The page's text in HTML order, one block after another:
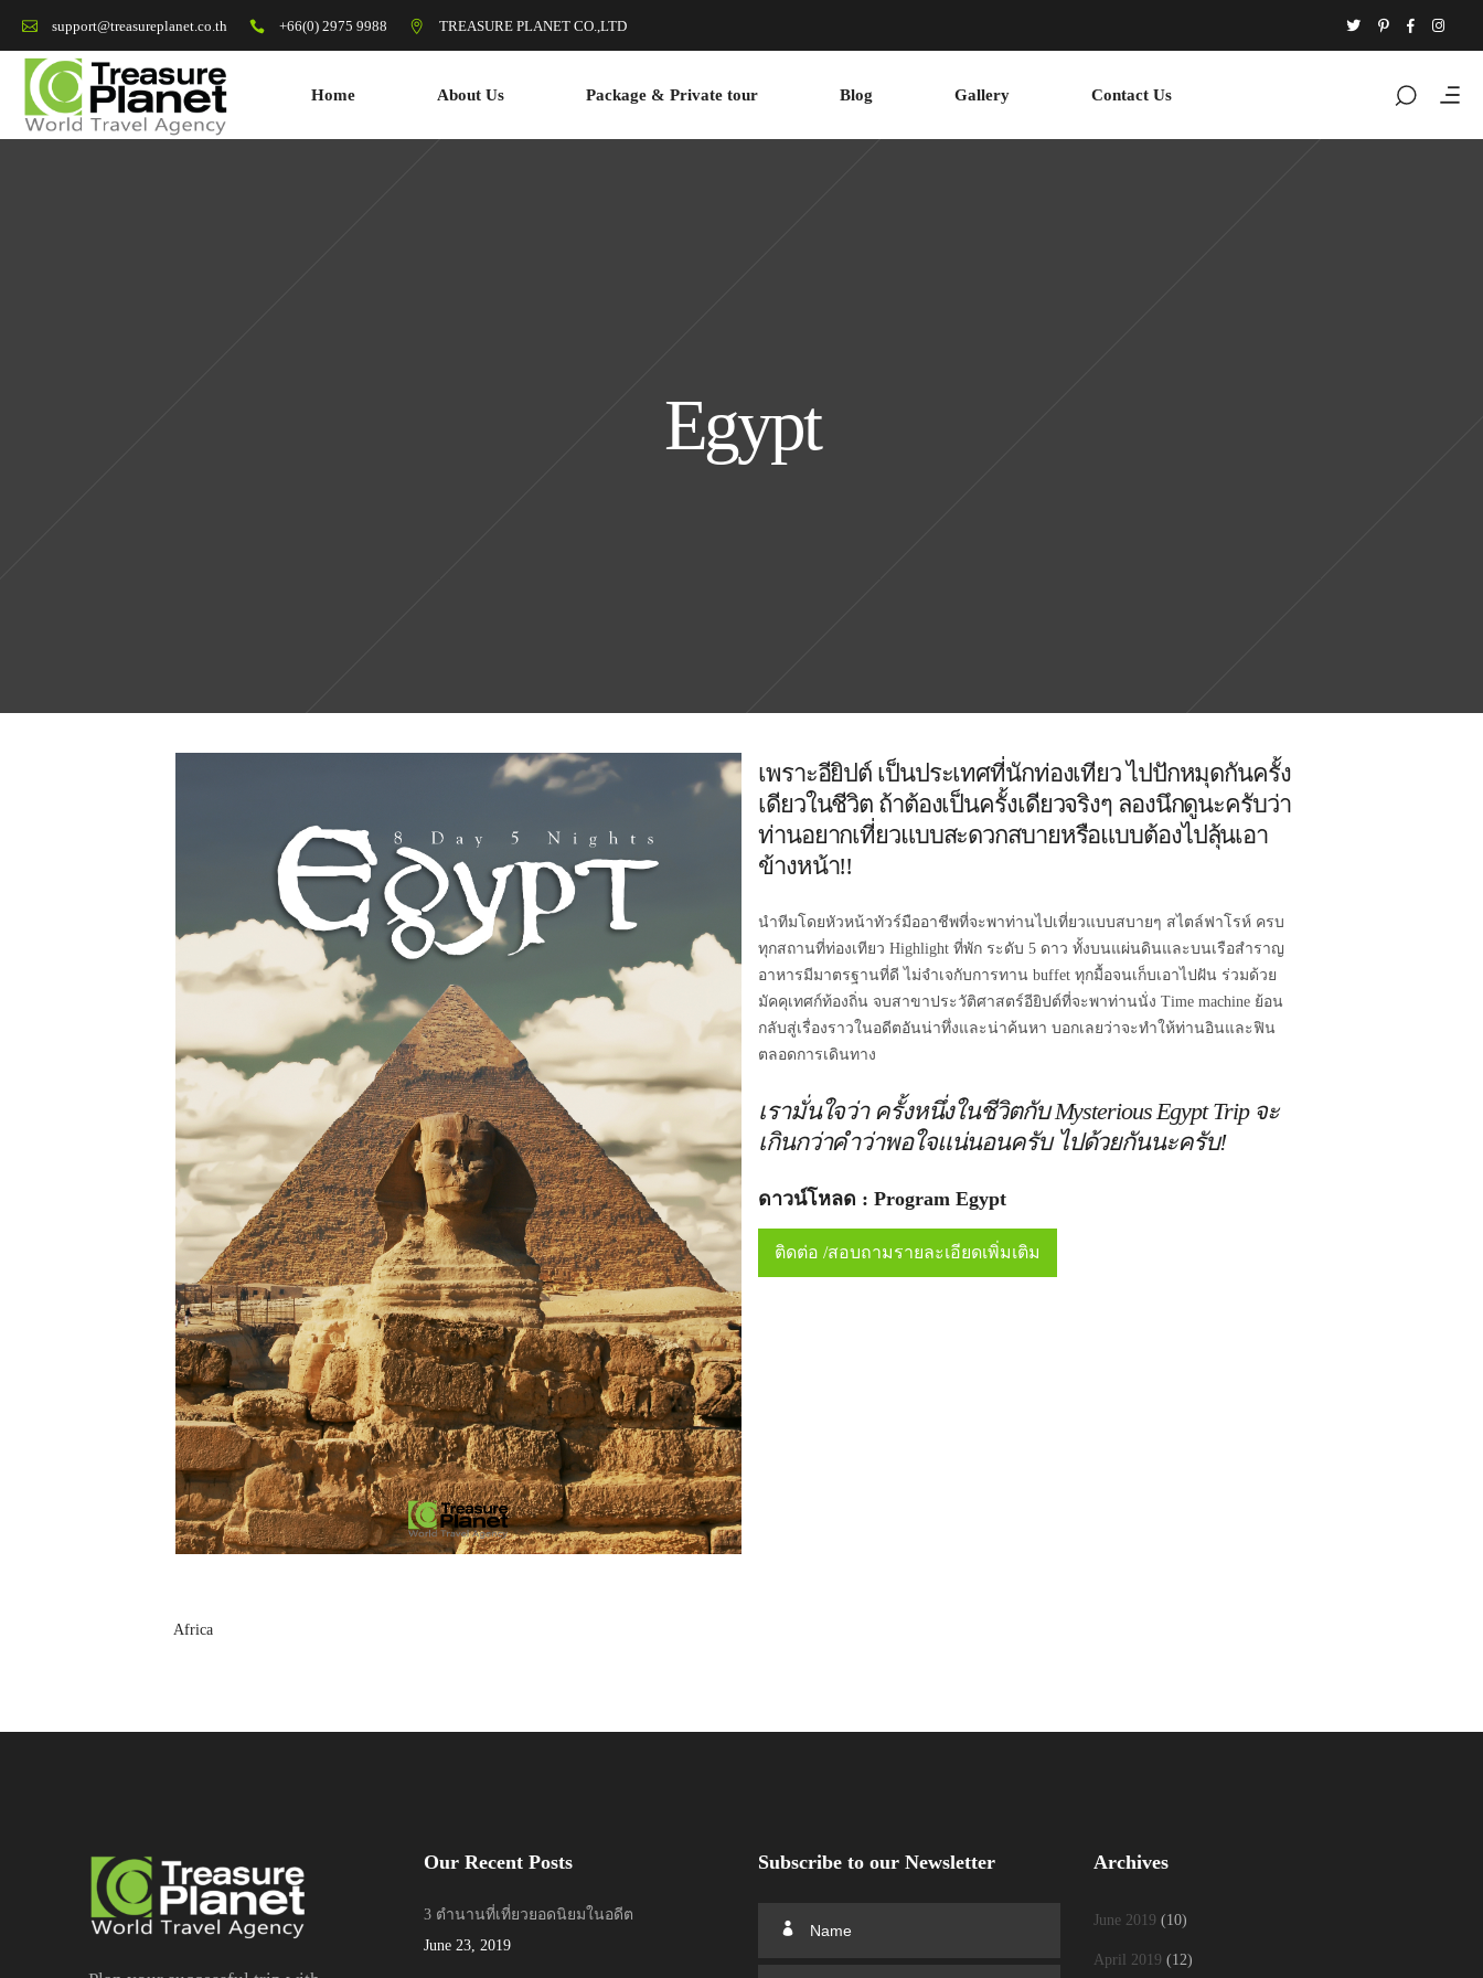
support@treasureplanet.co.th +66(0) 2975 9988 TREASURE PLANET CO.,LTD
Home About Us Package & Private tour Blog Gallery Contact Us
Egypt
เพราะอียิปต์ เป็นประเทศที่นักท่องเทียว ไปปักหมุดกันครั้ง
เดียวในชีวิต ถ้าต้องเป็นครั้งเดียวจริงๆ ลองนึกดูนะครับว่า
ท่านอยากเที่ยวแบบสะดวกสบายหรือแบบต้องไปลุ้นเอา
ข้างหน้า!!
นำทีมโดยหัวหน้าทัวร์มืออาชีพที่จะพาท่านไปเที่ยวแบบสบายๆ สไตล์ฟาโรห์ ครบ
ทุกสถานที่ท่องเทียว Highlight ที่พัก ระดับ 5 ดาว ทั้งบนแผ่นดินและบนเรือสำราญ
อาหารมีมาตรฐานที่ดี ไม่จำเจกับการทาน buffet ทุกมื้อจนเก็บเอาไปฝัน ร่วมด้วย
มัคคุเทศก์ท้องถิ่น จบสาขาประวัติศาสตร์อียิปต์ที่จะพาท่านนั่ง Time machine ย้อน
กลับสู่เรื่องราวในอดีตอันน่าทึ่งและน่าค้นหา บอกเลยว่าจะทำให้ท่านอินและฟิน
ตลอดการเดินทาง
เรามั่นใจว่า ครั้งหนึ่งในชีวิตกับ Mysterious Egypt Trip จะ
เกินกว่าคำว่าพอใจแน่นอนครับ ไปด้วยกันนะครับ!
ดาวน์โหลด : Program Egypt
ติดต่อ /สอบถามรายละเอียดเพิ่มเติม
Africa
Our Recent Posts
3 ตำนานที่เที่ยวยอดนิยมในอดีต
June 23, 2019
Subscribe to our Newsletter Archives
June 2019 (10)
April 2019 (12)